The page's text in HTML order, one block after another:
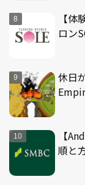
【
ロン
休日
【
順と